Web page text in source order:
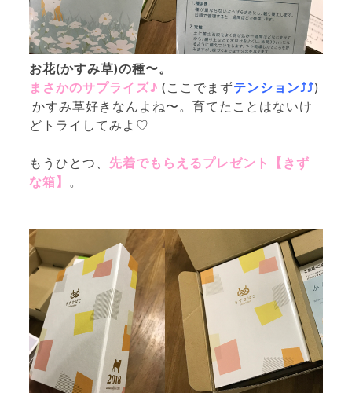
お花(かすみ草)の種〜。
まさかのサプライズ♪(ここでまずテンション⤴︎⤴︎)
かすみ草好きなんよね〜。育てたことはないけ
どトライしてみよ♡
もうひとつ、 先着でもらえるプレゼント【きず
な箱】